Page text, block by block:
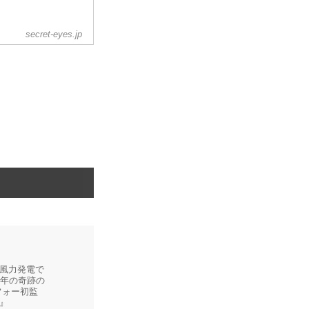
secret-eyes.jp
力発電で
の奇跡の
ー初監